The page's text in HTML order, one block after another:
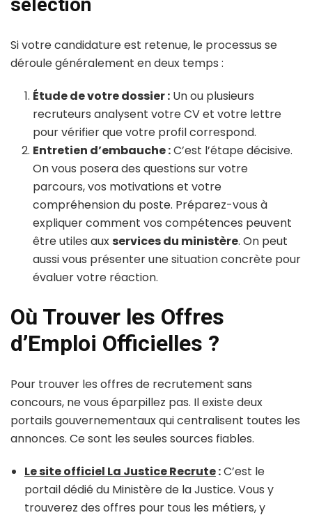
sélection
Si votre candidature est retenue, le processus se
déroule généralement en deux temps :
Étude de votre dossier : Un ou plusieurs
recruteurs analysent votre CV et votre lettre
pour vérifier que votre profil correspond.
Entretien d’embauche :C’est l’étape décisive.
On vous posera des questions sur votre
parcours, vos motivations et votre
compréhension du poste. Préparez-vous à
expliquer comment vos compétences peuvent
être utiles auxservices du ministère. On peut
aussi vous présenter une situation concrète pour
évaluer votre réaction.
Où Trouver les Offres
d’Emploi Officielles ?
Pour trouver les offres de recrutement sans
concours, ne vous éparpillez pas. Il existe deux
portails gouvernementaux qui centralisent toutes les
annonces. Ce sont les seules sources fiables.
Le site officiel La Justice Recrute:C’est le
portail dédié du Ministère de la Justice. Vous y
trouverez des offres pour tous les métiers, y